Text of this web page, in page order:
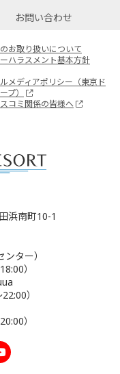
お問い合わせ
お取り扱いについて
ハラスメント基本方針
メディアポリシー（東京ド
プ）
コミ関係の皆様へ
浜南町10-1
ター）
）
）
）